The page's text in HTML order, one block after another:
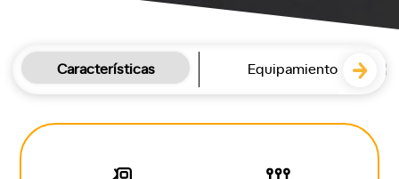
Características Equipamiento